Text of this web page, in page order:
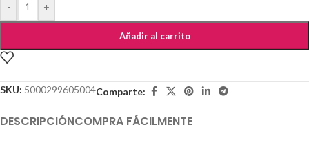
- +
Añadir al carrito
SKU: 5000299605004Comparte:
DESCRIPCIÓNCOMPRA FÁCILMENTE